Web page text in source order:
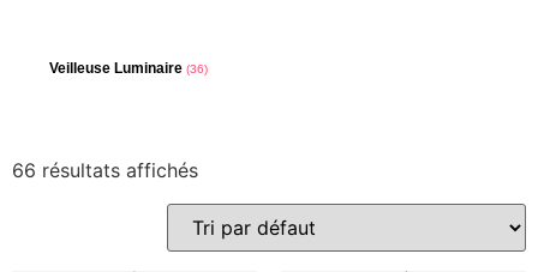
Veilleuse Luminaire (36)
66 résultats affichés